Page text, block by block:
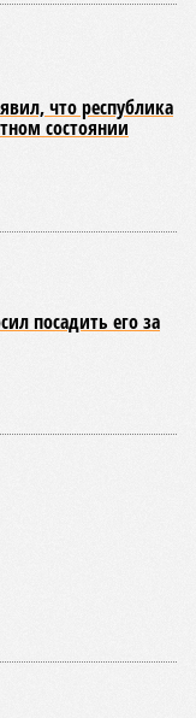
в мастера
системность
ориентиры
единоборство,
народа. Схватка
располагаются
каждого из них
борцы вступают
заключается в
борьбы
дисциплина
сохраняя при
народными
рост
городе
11 состоялось
центра
все необходимые